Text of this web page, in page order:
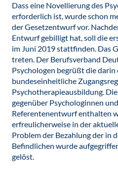
Dass eine Novellierung des
erforderlich ist, wurde schon
der Gesetzentwurf vor.
Entwurf gebilligt hat, soll die
im Juni 2019 stattfinden. Das
treten. Der Berufsverband
Psychologen begrüßt die
bundeseinheitliche
Psychotherapieausbildung.
gegenüber Psychologinnen
Referentenentwurf enthalten
erfreulicherweise in der
Problem der Bezahlung der in
Befindlichen wurde
gelöst.